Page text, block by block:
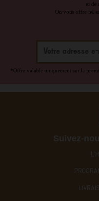
et de
On vous offre 5€
*Offre valable uniquement sur la
Suivez-